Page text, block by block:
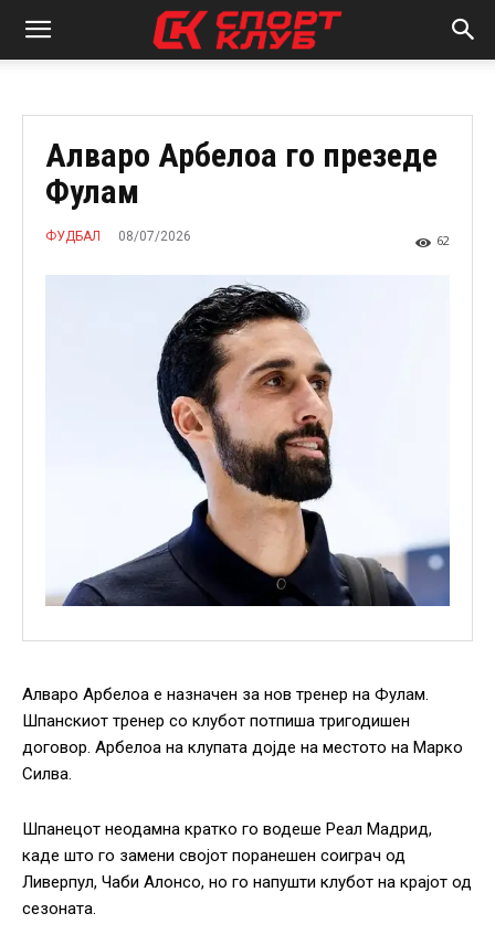
Алваро Арбелоа го презеде
Фулам
ФУДБАЛ 08/07/2026 62
Алваро Арбелоа е назначен за нов тренер на Фулам.
Шпанскиот тренер со клубот потпиша тригодишен
договор. Арбелоа на клупата дојде на местото на Марко
Силва.
Шпанецот неодамна кратко го водеше Реал Мадрид,
каде што го замени својот поранешен соиграч од
Ливерпул, Чаби Алонсо, но го напушти клубот на крајот од
сезоната.